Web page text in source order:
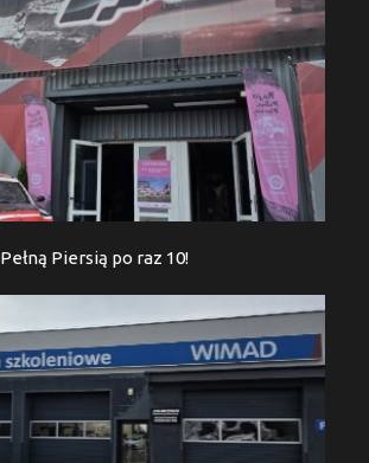
Pełną Piersią po raz 10!